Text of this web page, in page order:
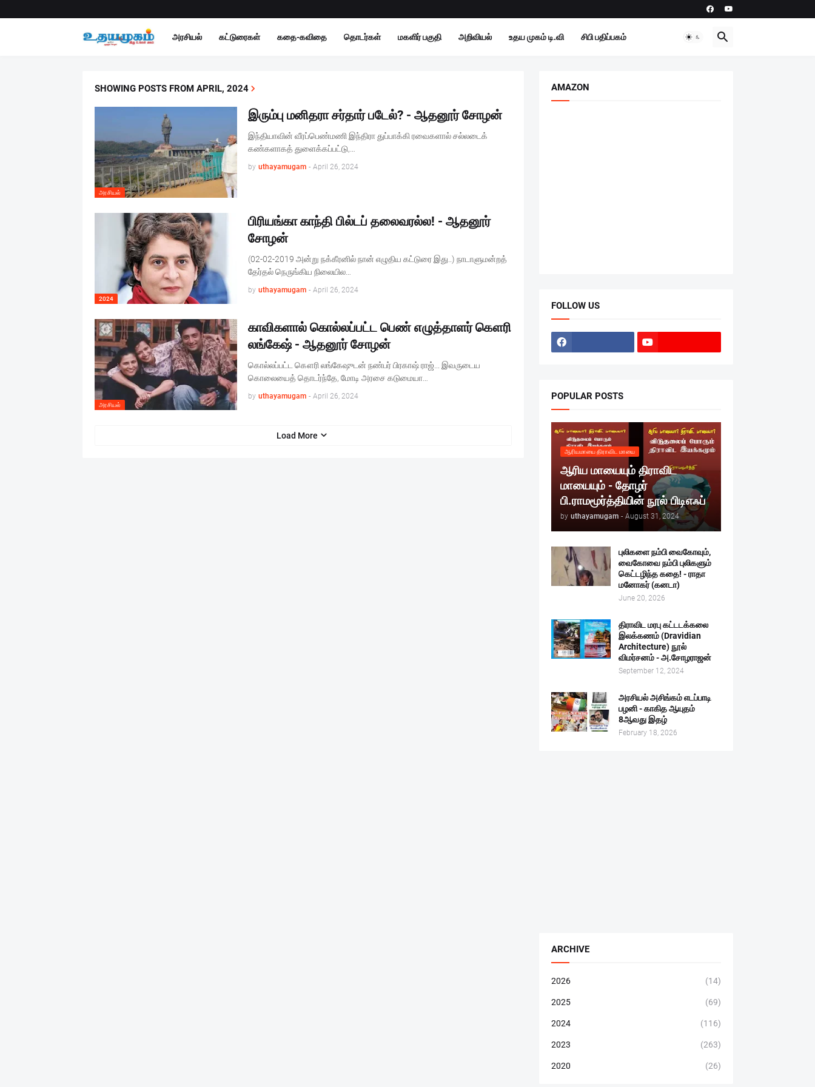
அரசியல் கட்டுரைகள் கதை-கவிதை தொடர்கள் மகளிர் பகுதி அறிவியல் உதய முகம் டி.வி சிபி பதிப்பகம்
SHOWING POSTS FROM APRIL, 2024
அரசியல்
இரும்பு மனிதரா சர்தார் படேல்? - ஆதனூர் சோழன்
இந்தியாவின் வீரப்பெண்மணி இந்திரா துப்பாக்கி ரவைகளால் சல்லடைக்
கண்களாகத் துளைக்கப்பட்டு,…
by uthayamugam - April 26, 2024
2024
பிரியங்கா காந்தி பில்டப் தலைவரல்ல! - ஆதனூர்
சோழன்
(02-02-2019 அன்று நக்கீரனில் நான் எழுதிய கட்டுரை இது..) நாடாளுமன்றத்
தேர்தல் நெருங்கிய நிலையில…
by uthayamugam - April 26, 2024
அரசியல்
காவிகளால் கொல்லப்பட்ட பெண் எழுத்தாளர் கௌரி
லங்கேஷ் - ஆதனூர் சோழன்
கொல்லப்பட்ட கௌரி லங்கேஷுடன் நண்பர் பிரகாஷ் ராஜ்... இவருடைய
கொலையைத் தொடர்ந்தே, மோடி அரசை கடுமையா…
by uthayamugam - April 26, 2024
Load More
AMAZON
FOLLOW US
POPULAR POSTS
ஆரியமாயை திராவிட மாயை
ஆரிய மாயையும் திராவிட
மாயையும் - தோழர்
பி.ராமமூர்த்தியின் நூல் பிடிஎஃப்
by uthayamugam - August 31, 2024
புலிகளை நம்பி வைகோவும்,
வைகோவை நம்பி புலிகளும்
கெட்டழிந்த கதை! - ராதா
மனோகர் (கனடா)
June 20, 2026
திராவிட மரபு கட்டடக்கலை
இலக்கணம் (Dravidian
Architecture) நூல்
விமர்சனம் - அ.சோழராஜன்
September 12, 2024
அரசியல் அசிங்கம் எடப்பாடி
பழனி - காகித ஆயுதம்
8ஆவது இதழ்
February 18, 2026
ARCHIVE
2026 (14)
2025 (69)
2024 (116)
2023 (263)
2020 (26)